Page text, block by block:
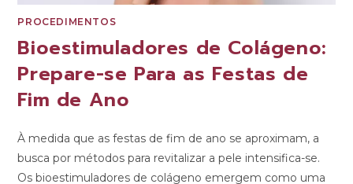
PROCEDIMENTOS
Bioestimuladores de Colágeno:
Prepare-se Para as Festas de
Fim de Ano
À medida que as festas de fim de ano se aproximam, a
busca por métodos para revitalizar a pele intensifica-se.
Os bioestimuladores de colágeno emergem como uma